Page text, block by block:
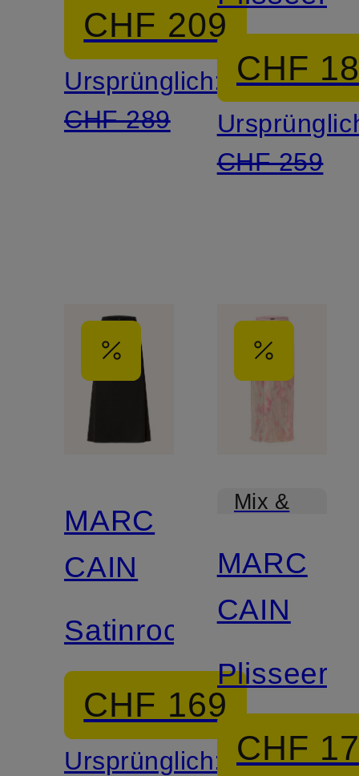
CHF 209
Ursprünglich:
CHF 289
CHF
CHF 259
MARC
CAIN
Satinrock
CHF 169
Ursprünglich:
Mix &
MARC
CAIN
CHF